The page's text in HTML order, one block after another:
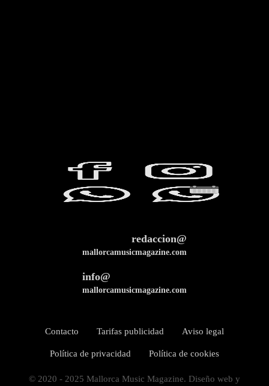
redaccion@
mallorcamusicmagazine.com
info@
mallorcamusicmagazine.com
Contacto Tarifas publicidad Aviso legal
Política de privacidad Política de cookies
© 2020 - 2025 Mallorca Music Magazine. Diseño web y